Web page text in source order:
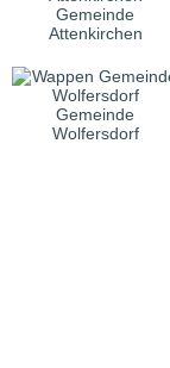
Gemeinde
Attenkirchen
Gemeinde
Wolfersdorf